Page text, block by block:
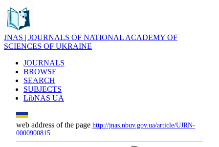
JNAS | JOURNALS OF NATIONAL ACADEMY OF
SCIENCES OF UKRAINE
JOURNALS
BROWSE
SEARCH
SUBJECTS
LibNAS UA
web address of the page http://jnas.nbuv.gov.ua/article/UJRN-
0000900815